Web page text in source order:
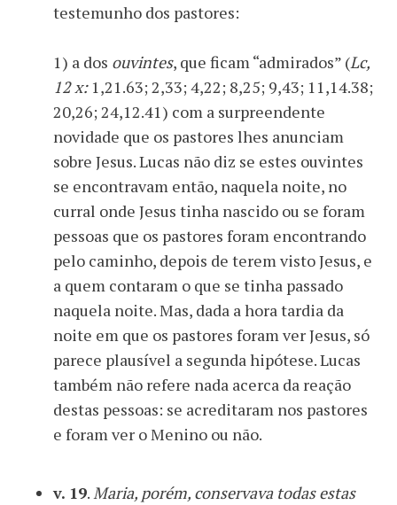
testemunho dos pastores:
1) a dos ouvintes, que ficam “admirados” (Lc,
12 x:1,21.63; 2,33; 4,22; 8,25; 9,43; 11,14.38;
20,26; 24,12.41) com a surpreendente
novidade que os pastores lhes anunciam
sobre Jesus. Lucas não diz se estes ouvintes
se encontravam então, naquela noite, no
curral onde Jesus tinha nascido ou se foram
pessoas que os pastores foram encontrando
pelo caminho, depois de terem visto Jesus, e
a quem contaram o que se tinha passado
naquela noite. Mas, dada a hora tardia da
noite em que os pastores foram ver Jesus, só
parece plausível a segunda hipótese. Lucas
também não refere nada acerca da reação
destas pessoas: se acreditaram nos pastores
e foram ver o Menino ou não.
v. 19. Maria, porém, conservava todas estas